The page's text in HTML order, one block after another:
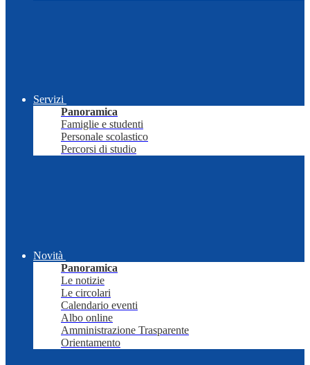
Servizi
Panoramica
Famiglie e studenti
Personale scolastico
Percorsi di studio
Novità
Panoramica
Le notizie
Le circolari
Calendario eventi
Albo online
Amministrazione Trasparente
Orientamento